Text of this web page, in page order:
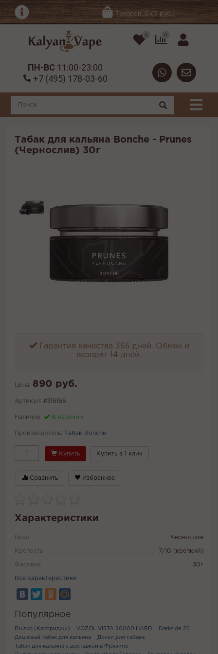
Товаров: 0 (0 руб.)
0 0
ПН-ВС 11:00-23:00
+7 (495) 178-03-60
Табак для кальяна Bonche - Prunes
(Чернослив) 30г
Гарантия качества 365 дней. Обмен и
возврат 14 дней.
Цена: 890 руб.
Артикул: #316166
Наличие: В наличии
Производитель: Табак Bonche
Купить Купить в 1 клик
Сравнить Избранное
Характеристики
Вкус Чернослив
Крепость 7/10 (крепкий)
Фасовка 30г
Все характеристики
Популярное
Brusko (Картриджи) VOZOL VISTA 20000 HARD
Darkside 25
Дешевый табак для кальяна
Доски для табака
Табак для кальяна с доставкой в Фрязино